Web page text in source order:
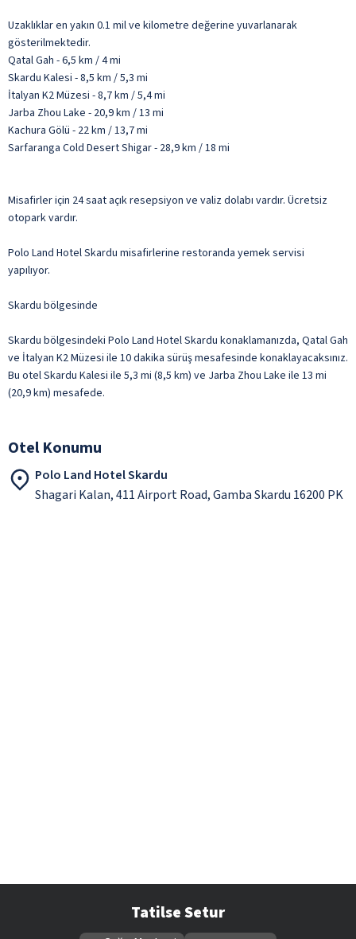
Uzaklıklar en yakın 0.1 mil ve kilometre değerine yuvarlanarak
gösterilmektedir.
Qatal Gah - 6,5 km / 4 mi
Skardu Kalesi - 8,5 km / 5,3 mi
İtalyan K2 Müzesi - 8,7 km / 5,4 mi
Jarba Zhou Lake - 20,9 km / 13 mi
Kachura Gölü - 22 km / 13,7 mi
Sarfaranga Cold Desert Shigar - 28,9 km / 18 mi
Misafirler için 24 saat açık resepsiyon ve valiz dolabı vardır. Ücretsiz
otopark vardır.
Polo Land Hotel Skardu misafirlerine restoranda yemek servisi
yapılıyor.
Skardu bölgesinde
Skardu bölgesindeki Polo Land Hotel Skardu konaklamanızda, Qatal Gah
ve İtalyan K2 Müzesi ile 10 dakika sürüş mesafesinde konaklayacaksınız.
Bu otel Skardu Kalesi ile 5,3 mi (8,5 km) ve Jarba Zhou Lake ile 13 mi
(20,9 km) mesafede.
Otel Konumu
Polo Land Hotel Skardu
Shagari Kalan, 411 Airport Road, Gamba Skardu 16200 PK
Tatilse Setur